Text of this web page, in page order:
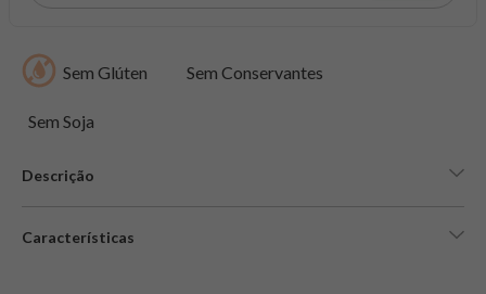
Sem Glúten Sem Conservantes
Sem Soja
Descrição
Características